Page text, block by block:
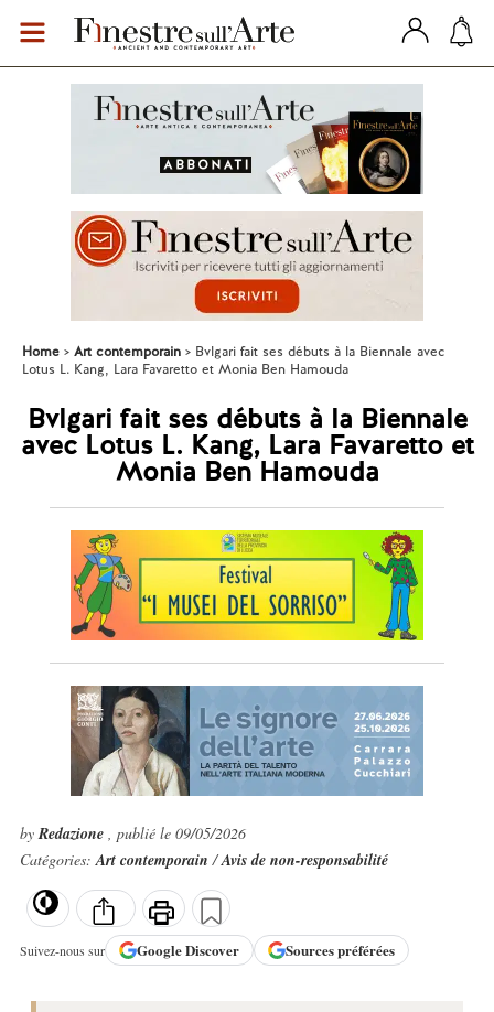
Home Art contemporain
Bvlgari fait ses débuts à la Biennale avec
Lotus L. Kang, Lara Favaretto et Monia Ben Hamouda
Bvlgari fait ses débuts à la Biennale
avec Lotus L. Kang, Lara Favaretto et
Monia Ben Hamouda
byRedazione , publié le 09/05/2026
Catégories:Art contemporain/Avis de non-responsabilité
Suivez-nous sur GoogleDiscover Sources préférées